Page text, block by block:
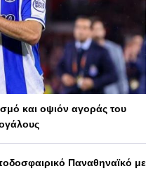
και οψιόν αγοράς του
Παναθηναϊκό με